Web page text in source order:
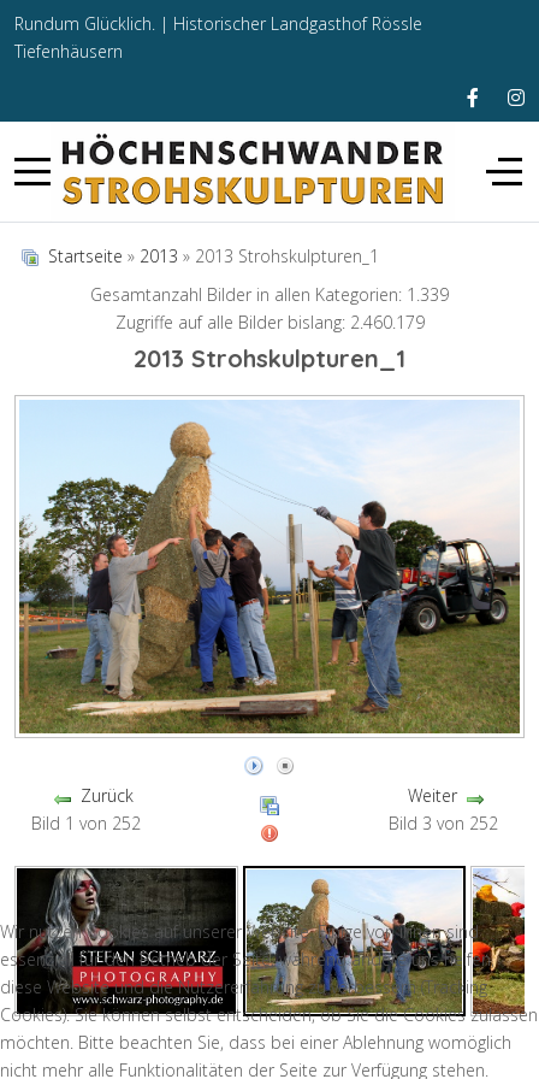
Rundum Glücklich. | Historischer Landgasthof Rössle
Tiefenhäusern
Startseite » 2013 » 2013 Strohskulpturen_1
Gesamtanzahl Bilder in allen Kategorien: 1.339
Zugriffe auf alle Bilder bislang: 2.460.179
2013 Strohskulpturen_1
Zurück
Bild 1 von 252
Weiter
Bild 3 von 252
Wir nutzen Cookies auf unserer Website. Einige von ihnen sind
essenziell für den Betrieb der Seite, während andere uns helfen,
diese Website und die Nutzererfahrung zu verbessern (Tracking
Cookies). Sie können selbst entscheiden, ob Sie die Cookies zulassen
möchten. Bitte beachten Sie, dass bei einer Ablehnung womöglich
nicht mehr alle Funktionalitäten der Seite zur Verfügung stehen.